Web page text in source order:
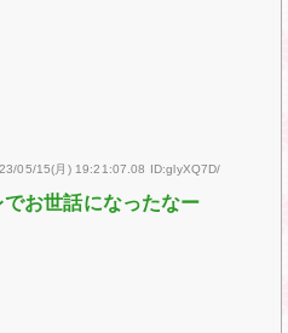
05/15(月) 19:21:07.08 ID:glyXQ7D/
お世話になったなー